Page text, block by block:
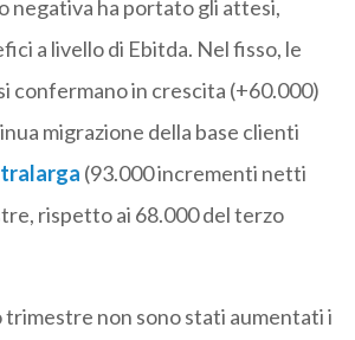
negativa ha portato gli attesi,
a livello di Ebitda. Nel fisso, le
confermano in crescita (+60.000)
migrazione della base clienti
(93.000 incrementi netti
rispetto ai 68.000 del terzo
non sono stati aumentati i